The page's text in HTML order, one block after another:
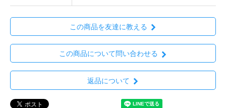
この商品を友達に教える
この商品について問い合わせる
返品について